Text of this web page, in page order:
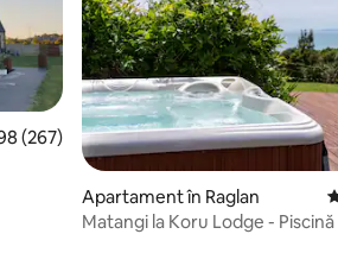
mediu de 4,98 din 5, 267 recenzii
(267)
Apartament în Raglan
Matangi la Koru Lodge - Piscină